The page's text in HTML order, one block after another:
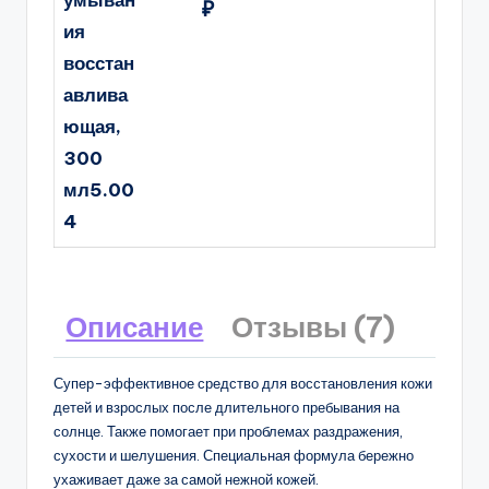
ия
восстан
авлива
ющая,
300
мл5.00
4
₽
Описание Отзывы (7)
Супер-эффективное средство для восстановления кожи
детей и взрослых после длительного пребывания на
солнце. Также помогает при проблемах раздражения,
сухости и шелушения. Специальная формула бережно
ухаживает даже за самой нежной кожей.